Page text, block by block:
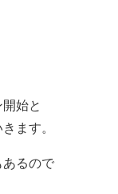
始と
ます。
あるので